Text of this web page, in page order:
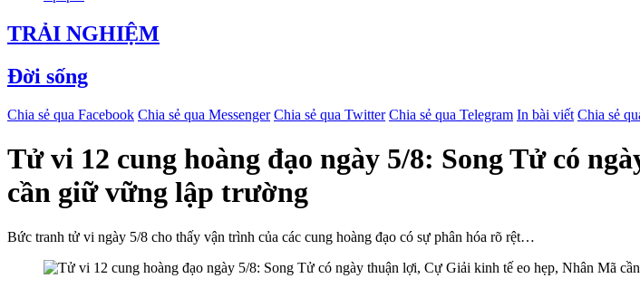
TRẢI NGHIỆM
Đời sống
Chia sẻ qua Facebook Chia sẻ qua Messenger Chia sẻ qua Twitter Chia sẻ qua Telegram In bài viết Chia sẻ
Tử vi 12 cung hoàng đạo ngày 5/8: Song Tử có
cần giữ vững lập trường
Bức tranh tử vi ngày 5/8 cho thấy vận trình của các cung hoàng đạo có sự phân hóa rõ rệt…